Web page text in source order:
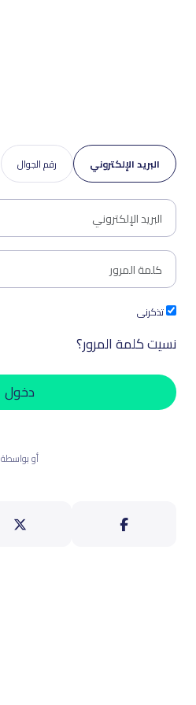
البريد الإلكتروني رقم الجوال
تذكرنى
نسيت كلمة المرور؟
دخول
أو بواسطة